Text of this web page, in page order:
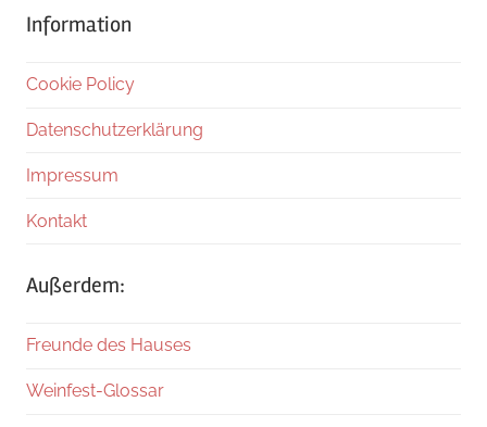
Information
Cookie Policy
Datenschutzerklärung
Impressum
Kontakt
Außerdem:
Freunde des Hauses
Weinfest-Glossar